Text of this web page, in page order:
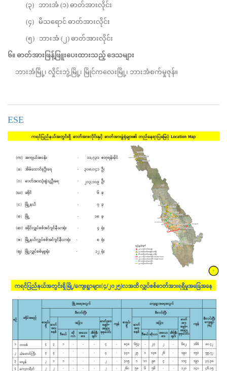
(၃) ဘားအံ (၁) ဓာတ်အားလိုင်း
(၄) မိသရောင် ဓာတ်အားလိုင်း
(၅) ဘားအံ (၂) ဓာတ်အားလိုင်း
၆။ ဓာတ်အားဖြန့်ဖြူးပေးထားသည့် ဒေသများ
ဘားအံမြို့၊ လှိုင်းဘွဲ့မြို့၊ မြိုင်ကလေးမြို့၊ ဘားအံစက်မှုဇုန်။
ESE